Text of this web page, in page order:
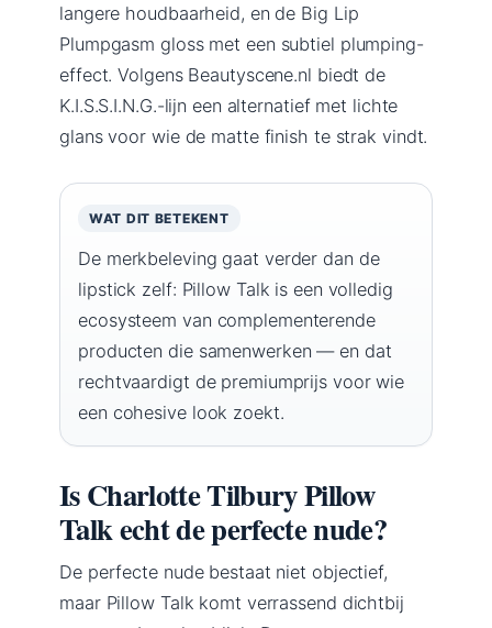
langere houdbaarheid, en de Big Lip
Plumpgasm gloss met een subtiel plumping-
effect. Volgens Beautyscene.nl biedt de
K.I.S.S.I.N.G.-lijn een alternatief met lichte
glans voor wie de matte finish te strak vindt.
WAT DIT BETEKENT
De merkbeleving gaat verder dan de
lipstick zelf: Pillow Talk is een volledig
ecosysteem van complementerende
producten die samenwerken — en dat
rechtvaardigt de premiumprijs voor wie
een cohesive look zoekt.
Is Charlotte Tilbury Pillow
Talk echt de perfecte nude?
De perfecte nude bestaat niet objectief,
maar Pillow Talk komt verrassend dichtbij